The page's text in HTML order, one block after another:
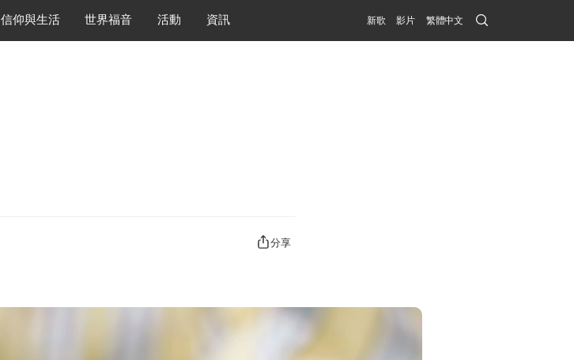
信仰與生活 世界福音 活動 資訊 新歌 影片 繁體中文 Search
Submit
分享